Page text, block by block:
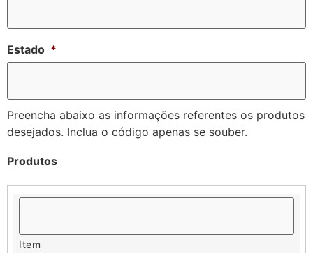
Estado *
Preencha abaixo as informações referentes os produtos
desejados. Inclua o código apenas se souber.
Produtos